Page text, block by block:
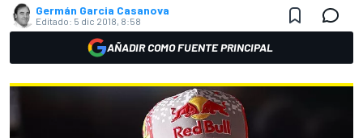
Germán Garcia Casanova
Editado: 5 dic 2018, 8:58
AÑADIR COMO FUENTE PRINCIPAL